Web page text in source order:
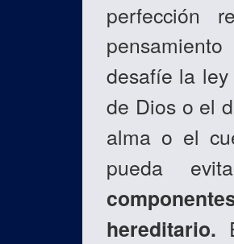
perfección
desafíe la
de Dios o el
alma o el
pueda
hereditario.